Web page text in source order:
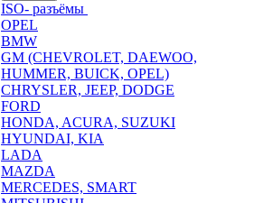
ISO- разъёмы
OPEL
BMW
GM (CHEVROLET, DAEWOO,
HUMMER, BUICK, OPEL)
CHRYSLER, JEEP, DODGE
FORD
HONDA, ACURA, SUZUKI
HYUNDAI, KIA
LADA
MAZDA
MERCEDES, SMART